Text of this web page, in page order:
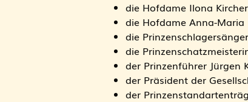
die Hofdame Ilona Kircher
die Hofdame Anna-Maria
die
die
der Prinzenführer Jürgen
der Präsident der
der